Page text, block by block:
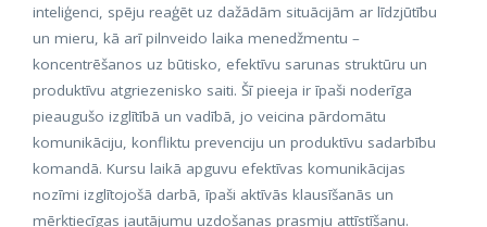
inteliģenci, spēju reaģēt uz dažādām situācijām ar līdzjūtību
un mieru, kā arī pilnveido laika menedžmentu –
koncentrēšanos uz būtisko, efektīvu sarunas struktūru un
produktīvu atgriezenisko saiti. Šī pieeja ir īpaši noderīga
pieaugušo izglītībā un vadībā, jo veicina pārdomātu
komunikāciju, konfliktu prevenciju un produktīvu sadarbību
komandā. Kursu laikā apguvu efektīvas komunikācijas
nozīmi izglītojošā darbā, īpaši aktīvās klausīšanās un
mērķtiecīgas jautājumu uzdošanas prasmju attīstīšanu.